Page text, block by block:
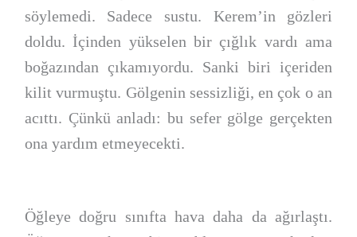
söylemedi. Sadece sustu. Kerem’in gözleri
doldu. İçinden yükselen bir çığlık vardı ama
boğazından çıkamıyordu. Sanki biri içeriden
kilit vurmuştu. Gölgenin sessizliği, en çok o an
acıttı. Çünkü anladı: bu sefer gölge gerçekten
ona yardım etmeyecekti.
Öğleye doğru sınıfta hava daha da ağırlaştı.